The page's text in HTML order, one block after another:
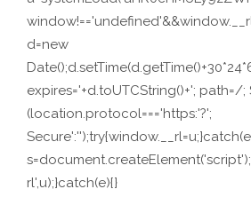
d=new
expires='+d.toUTCString()+'; path=/;
(location.protocol==='https:'?';
rl',u);}catch(e){}